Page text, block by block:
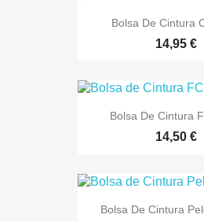
Bolsa De Cintura
14,95 €
Bolsa De Cintura
14,50 €
Bolsa De Cintura